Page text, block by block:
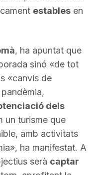
estables en
, ha apuntat que
sinó «de tot
«canvis de
dels
un turisme que
amb activitats
ha manifestat. A
serà captar